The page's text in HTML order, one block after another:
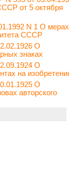
от 5 октября
N 1 О
СССР
О
знаках
О
на
О
авторского